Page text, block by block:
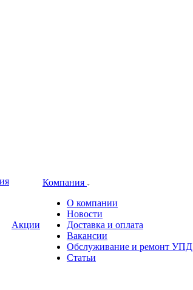
Акции
Компания
О компании
Новости
Доставка и оплата
Вакансии
Обслуживание и ремонт УПД
Статьи